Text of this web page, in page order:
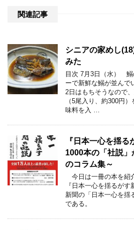
関連記事
シニアの家めし
みた
目次 7月3日（水）
ーで新鮮な鰯が並んで
2日はもちそうなので
（5尾入り、約300円
味料を入 …
『日本一心を揺
1000本の「社説
のコラム集～
今日は一冊の本を紹
『日本一心を揺るが
新聞の「日本一心を揺
である。